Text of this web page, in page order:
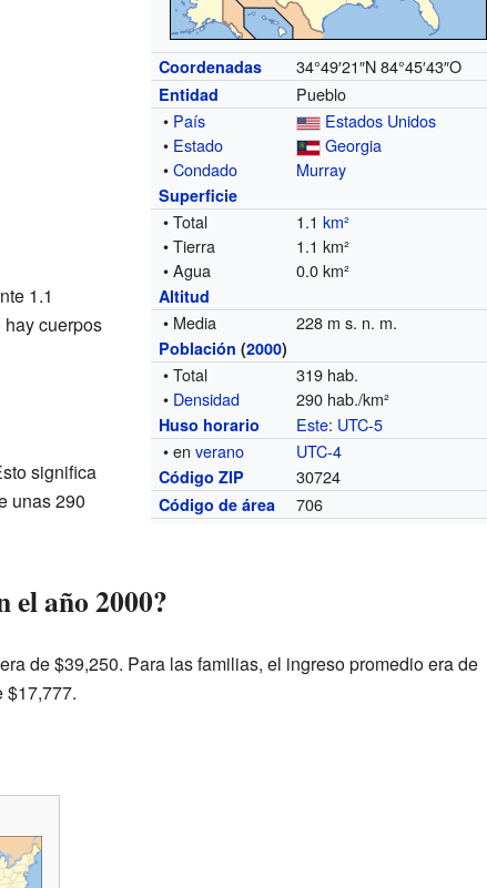
Coordenadas 34°49′21″N 84°45′43″O
Entidad
Pueblo
• País
Estados Unidos
• Estado
Georgia
•Condado Murray
Superficie
• Total 1.1km²
• Tierra
1.1 km²
• Agua
0.0 km²
Altitud
• Media 228 m s. n. m.
Población (2000)
• Total
319 hab.
• Densidad 290 hab./km²
Huso horario Este: UTC-5
• enverano UTC-4
Código ZIP 30724
Código de área 706
1.1
cuerpos
significa
unas 290
el año 2000?
de $39,250. Para las familias, el ingreso promedio era de
$17,777.